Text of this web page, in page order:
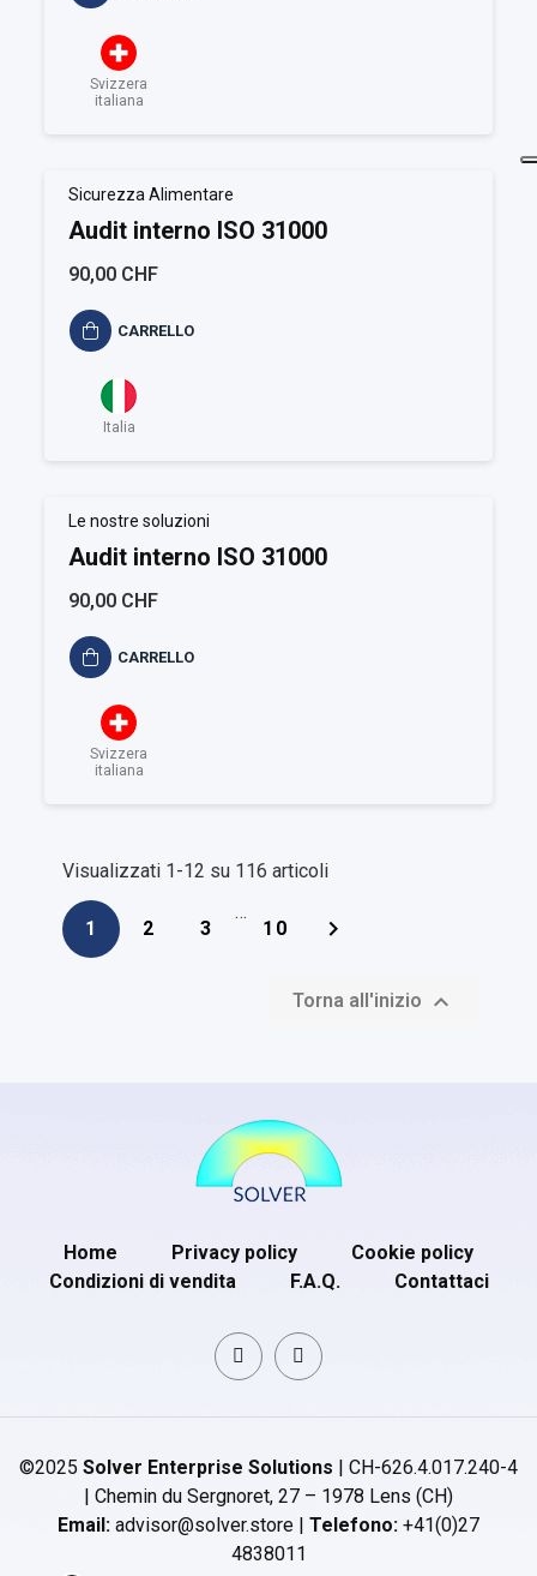
Svizzera
italiana
Sicurezza Alimentare
Audit interno ISO 31000
90,00 CHF
CARRELLO
Italia
Le nostre soluzioni
Audit interno ISO 31000
90,00 CHF
CARRELLO
Svizzera
italiana
Visualizzati 1-12 su 116 articoli
1 2 3
…
10 
Torna all'inizio 
Home Privacy policy
Cookie policy
Condizioni di vendita
F.A.Q. Contattaci
©2025 Solver Enterprise Solutions | CH-626.4.017.240-4
| Chemin du Sergnoret, 27 – 1978 Lens (CH)
Email: advisor@solver.store | Telefono: +41(0)27
4838011